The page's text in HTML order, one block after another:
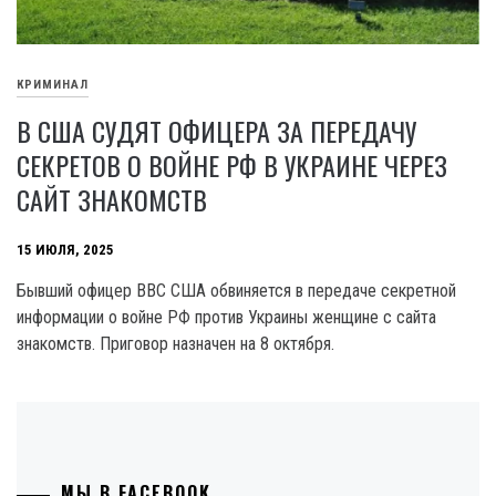
КРИМИНАЛ
В США СУДЯТ ОФИЦЕРА ЗА ПЕРЕДАЧУ
СЕКРЕТОВ О ВОЙНЕ РФ В УКРАИНЕ ЧЕРЕЗ
САЙТ ЗНАКОМСТВ
15 ИЮЛЯ, 2025
Бывший офицер ВВС США обвиняется в передаче секретной
информации о войне РФ против Украины женщине с сайта
знакомств. Приговор назначен на 8 октября.